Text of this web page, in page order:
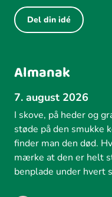
Del din idé
Almanak
7. august 2026
I skove, på heder og
støde på den smukke
finder man den død.
mærke at den er helt
benplade under hvert